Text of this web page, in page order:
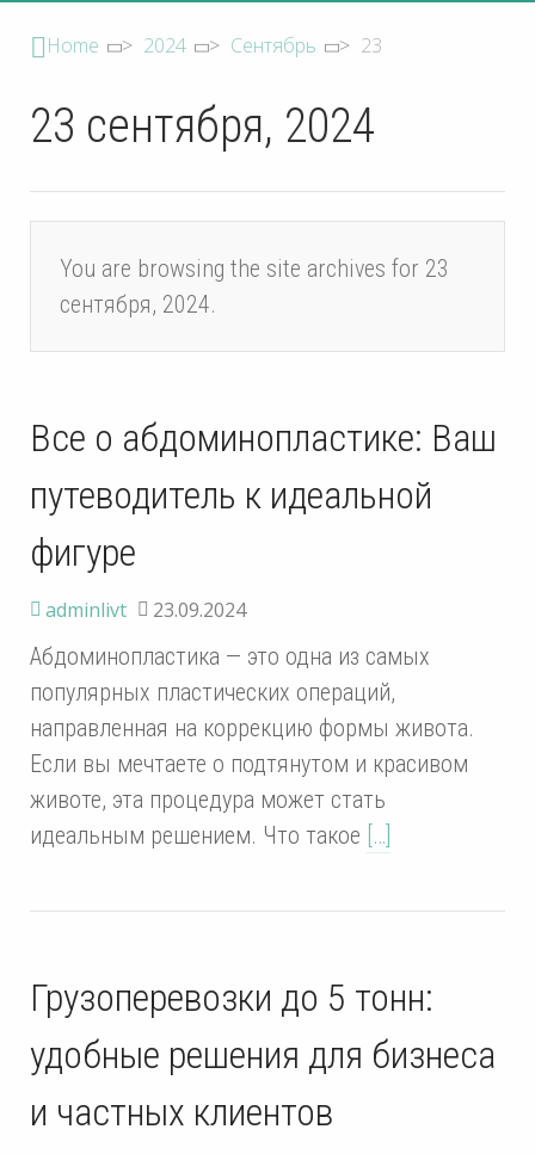
Home > 2024 > Сентябрь > 23
23 сентября, 2024
You are browsing the site archives for 23
сентября, 2024.
Все о абдоминопластике: Ваш
путеводитель к идеальной
фигуре
adminlivt 23.09.2024
Абдоминопластика — это одна из самых
популярных пластических операций,
направленная на коррекцию формы живота.
Если вы мечтаете о подтянутом и красивом
животе, эта процедура может стать
идеальным решением. Что такое […]
Грузоперевозки до 5 тонн:
удобные решения для бизнеса
и частных клиентов